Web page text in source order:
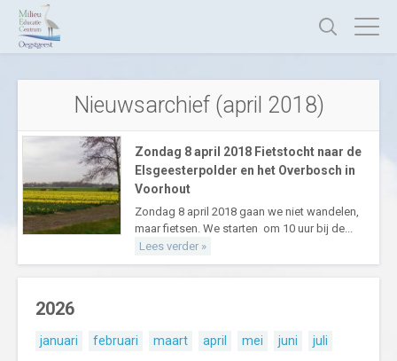
Nieuwsarchief (april 2018)
Zondag 8 april 2018 Fietstocht naar de
Elsgeesterpolder en het Overbosch in
Voorhout
Zondag 8 april 2018 gaan we niet wandelen,
maar fietsen. We starten om 10 uur bij de...
Lees verder »
2026
januari februari maart april mei juni juli